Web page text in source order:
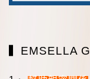
EMSELLA G